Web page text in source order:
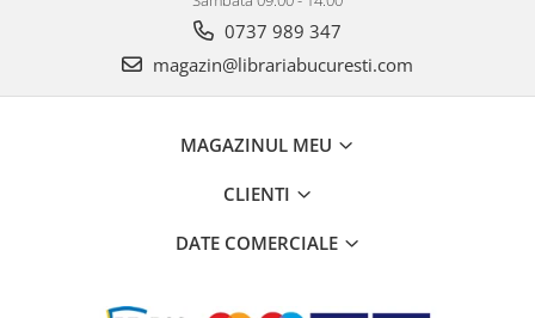
0737 989 347
magazin@librariabucuresti.com
MAGAZINUL MEU
CLIENTI
DATE COMERCIALE